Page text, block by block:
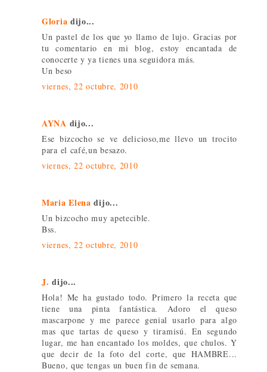
Gloria dijo...
Un pastel de los que yo llamo de lujo. Gracias por
tu comentario en mi blog, estoy encantada de
conocerte y ya tienes una seguidora más.
Un beso
viernes, 22 octubre, 2010
AYNA dijo...
Ese bizcocho se ve delicioso,me llevo un trocito
para el café,un besazo.
viernes, 22 octubre, 2010
Maria Elena dijo...
Un bizcocho muy apetecible.
Bss.
viernes, 22 octubre, 2010
J. dijo...
Hola! Me ha gustado todo. Primero la receta que
tiene una pinta fantástica. Adoro el queso
mascarpone y me parece genial usarlo para algo
mas que tartas de queso y tiramisú. En segundo
lugar, me han encantado los moldes, que chulos. Y
que decir de la foto del corte, que HAMBRE...
Bueno, que tengas un buen fin de semana.